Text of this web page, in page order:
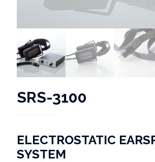
SRS-3100
ELECTROSTATIC
SYSTEM